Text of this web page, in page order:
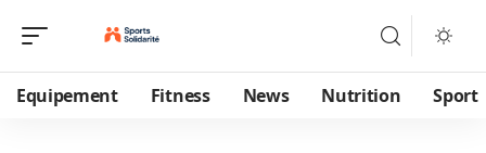
Equipement Fitness News Nutrition Sport